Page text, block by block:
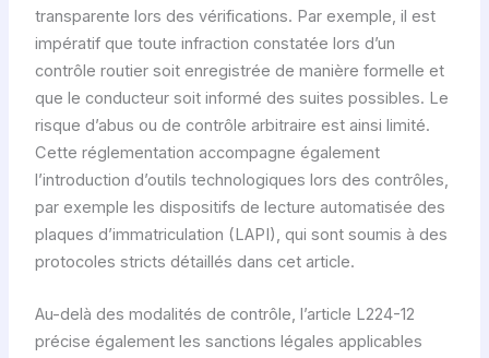
transparente lors des vérifications. Par exemple, il est
impératif que toute infraction constatée lors d’un
contrôle routier soit enregistrée de manière formelle et
que le conducteur soit informé des suites possibles. Le
risque d’abus ou de contrôle arbitraire est ainsi limité.
Cette réglementation accompagne également
l’introduction d’outils technologiques lors des contrôles,
par exemple les dispositifs de lecture automatisée des
plaques d’immatriculation (LAPI), qui sont soumis à des
protocoles stricts détaillés dans cet article.
Au-delà des modalités de contrôle, l’article L224-12
précise également les sanctions légales applicables